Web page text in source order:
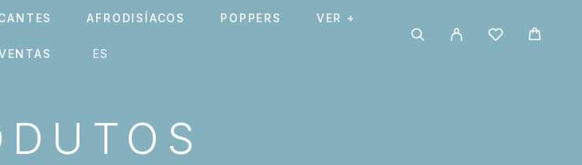
AFRODISÍACOS POPPERS VER +